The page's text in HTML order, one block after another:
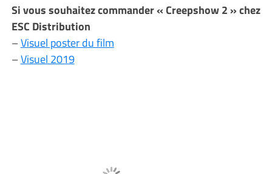
Si vous souhaitez commander « Creepshow 2 » chez
ESC Distribution
–Visuel poster du film
–Visuel 2019